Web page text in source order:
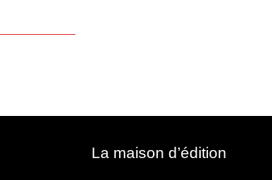
La maison d’édition